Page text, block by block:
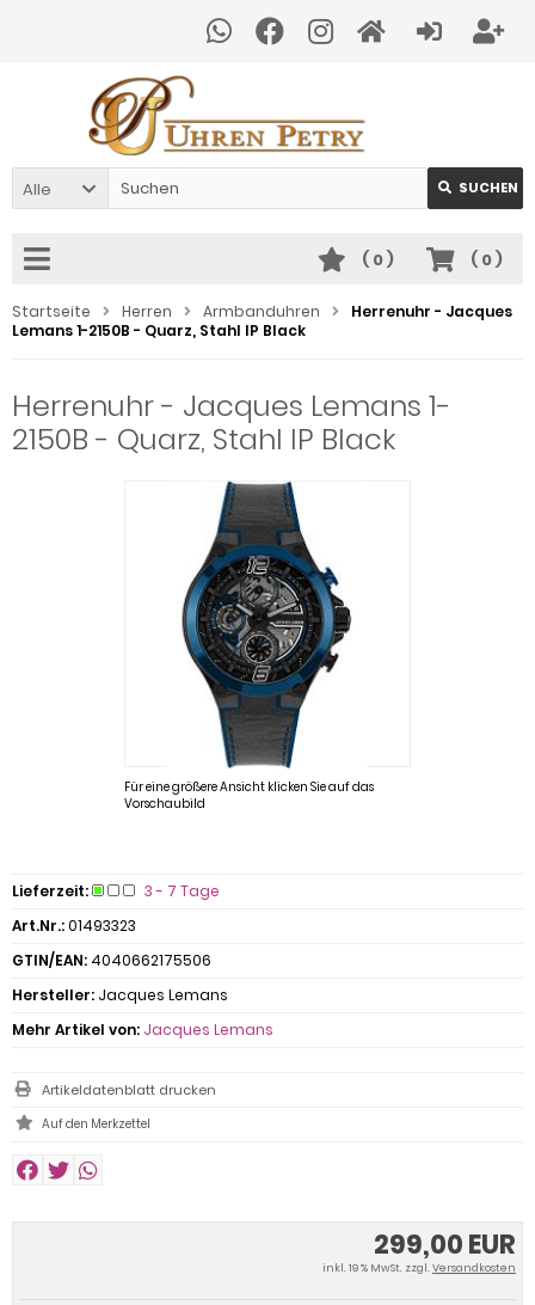
Alle SUCHEN
( 0)
( 0)
Startseite Herren Armbanduhren
Herrenuhr - Jacques
Lemans 1-2150B - Quarz, Stahl IP Black
Herrenuhr - Jacques Lemans 1-
2150B - Quarz, Stahl IP Black
Für eine größere Ansicht klicken Sie auf das
Vorschaubild
299,00 EUR
inkl. 19 % MwSt. zzgl.Versandkosten
Lieferzeit:
3 - 7 Tage
Art.Nr.:01493323
GTIN/EAN: 4040662175506
Hersteller: Jacques Lemans
Mehr Artikel von: Jacques Lemans
Artikeldatenblatt drucken